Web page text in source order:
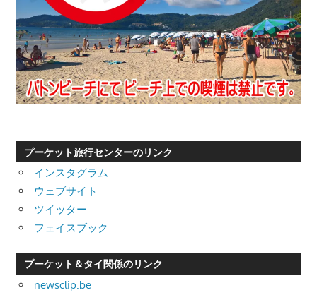
プーケット旅行センターのリンク
インスタグラム
ウェブサイト
ツイッター
フェイスブック
プーケット＆タイ関係のリンク
newsclip.be